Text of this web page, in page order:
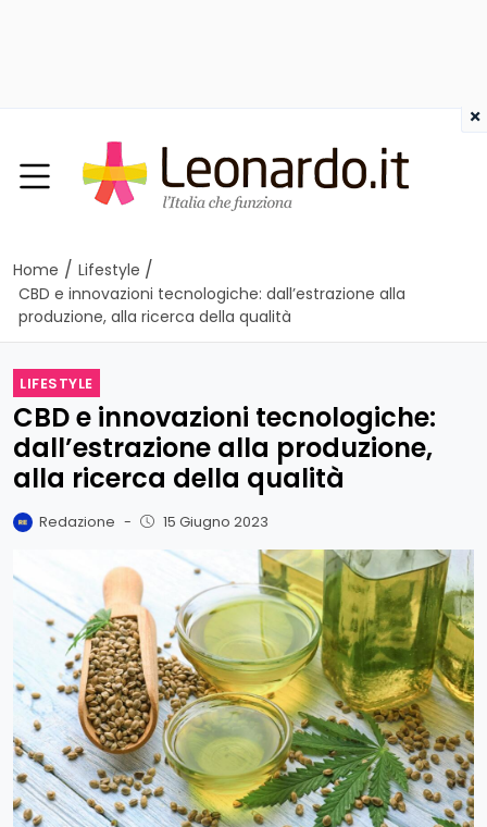
Home / Lifestyle /
CBD e innovazioni tecnologiche: dall’estrazione alla
produzione, alla ricerca della qualità
LIFESTYLE
CBD e innovazioni tecnologiche:
dall’estrazione alla produzione,
alla ricerca della qualità
Redazione - 15 Giugno 2023
×